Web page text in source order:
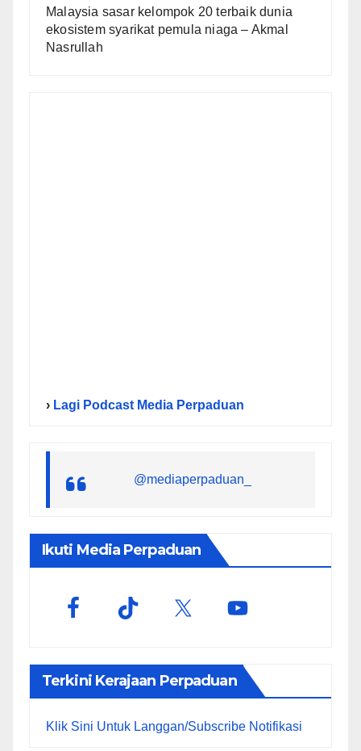
Malaysia sasar kelompok 20 terbaik dunia
ekosistem syarikat pemula niaga – Akmal
Nasrullah
› Lagi Podcast Media Perpaduan
@mediaperpaduan_
Ikuti Media Perpaduan
Terkini Kerajaan Perpaduan
Klik Sini Untuk Langgan/Subscribe Notifikasi